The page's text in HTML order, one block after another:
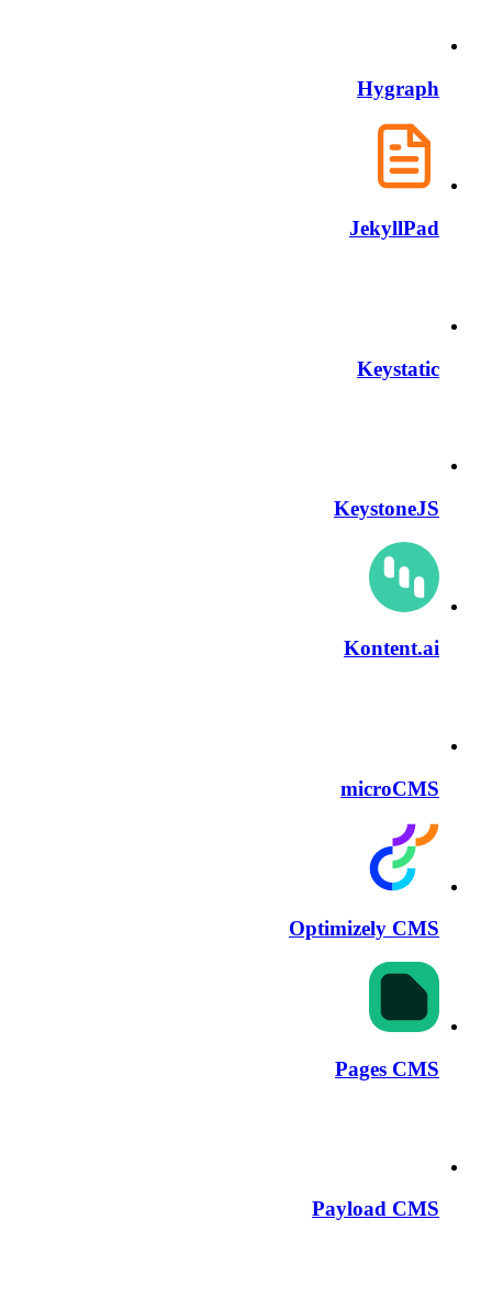
Hygraph
JekyllPad
Keystatic
KeystoneJS
Kontent.ai
microCMS
Optimizely CMS
Pages CMS
Payload CMS